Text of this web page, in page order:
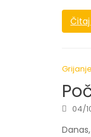
Grijanje
04/